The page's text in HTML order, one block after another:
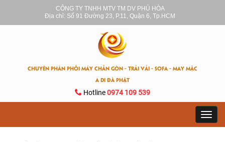
CÔNG TY TNHH MTV TM DV PHÚ HÒA
Địa chỉ: Số 91 Đường 23, P.11, Quận 6, Tp.HCM
CHUYÊN PHÂN PHỐI MÁY CHẦN GÒN - TRẢI VẢI - SOFA - MAY MẶC
A DI ĐÀ PHẬT
Hotline0974 109 539